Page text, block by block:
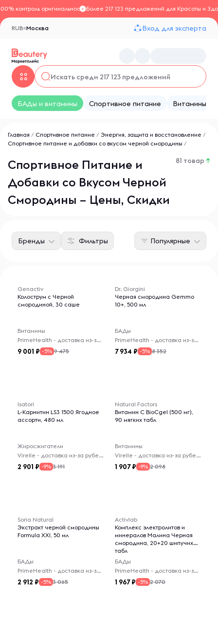
контроль оригинальностиБолее 217 123 предложений для Красоты и
Москва
RUB Вход для эксперта
БАДы и витамины Спортивное питание Витамины
Главная / Спортивное питание / Энергия, защита и восстановление /
Спортивное питание и добавки со вкусом черной смородины /
Спортивное Питание и
Добавки со Вкусом Черной
Смородины – Цены, Скидки
81 товар ↑
Фильтры
Бренды Популярные
Genactiv
Колострум с Черной
смородиной, 30 саше
Витамины
PrimeHealth - доставка из-за рубежа
9 001 -5% 9 475
Dr. Giorgini
Черная смородина Gemmo
10+, 500 мл
БАДы
PrimeHealth - доставка из-за рубежа
7 934 -5% 8 352
Isatori
L-Карнитин LS3 1500 Ягодное
ассорти, 480 мл
Жиросжигатели
Virelle - доставка из-за рубежа
2 901 -9% 3 191
Natural Factors
Витамин C BioCgel (500 мг),
90 мягких табл
Витамины
Virelle - доставка из-за рубежа
1 907 -9% 2 098
Soria Natural
Экстракт черной смородины
Formula XXI, 50 мл
БАДы
PrimeHealth - доставка из-за рубежа
2 912 -5% 3 065
Activlab
Комплекс электролитов и
минералов Малина Черная
смородина, 20+20 шипучих
табл
БАДы
PrimeHealth - доставка из-за рубежа
1 967 -5% 2 070